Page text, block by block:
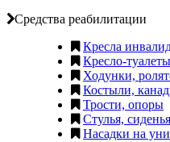
Средства реабилитации
Кресла
Кресло-туалеты
Ходунки,
Костыли,
Трости, опоры
Стулья,
Насадки на